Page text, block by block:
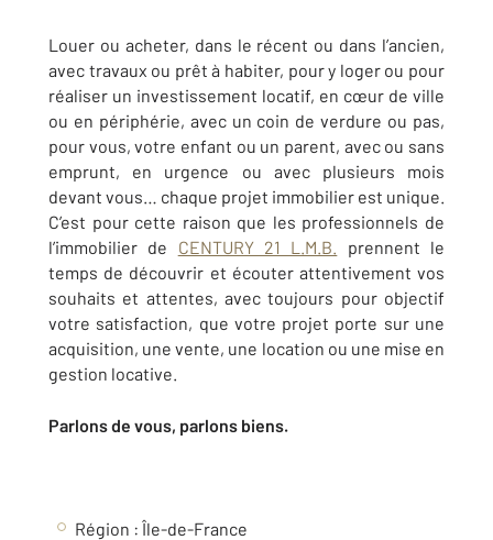
Louer ou acheter, dans le récent ou dans l’ancien,
avec travaux ou prêt à habiter, pour y loger ou pour
réaliser un investissement locatif, en cœur de ville
ou en périphérie, avec un coin de verdure ou pas,
pour vous, votre enfant ou un parent, avec ou sans
emprunt, en urgence ou avec plusieurs mois
devant vous… chaque projet immobilier est unique.
C’est pour cette raison que les professionnels de
l’immobilier de CENTURY 21 L.M.B. prennent le
temps de découvrir et écouter attentivement vos
souhaits et attentes, avec toujours pour objectif
votre satisfaction, que votre projet porte sur une
acquisition, une vente, une location ou une mise en
gestion locative.
Parlons de vous, parlons biens.
Région : Île-de-France